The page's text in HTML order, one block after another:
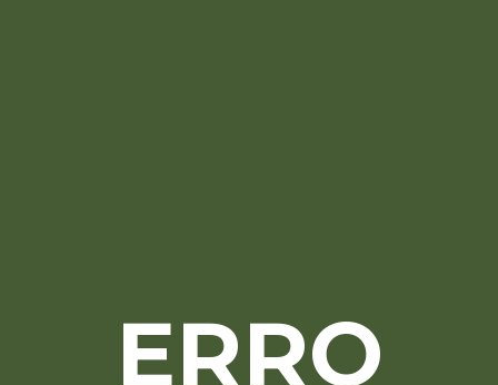
ERRO